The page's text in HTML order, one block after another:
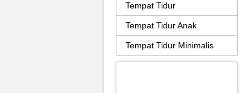
Tempat Tidur
Tempat Tidur Anak
Tempat Tidur Minimalis